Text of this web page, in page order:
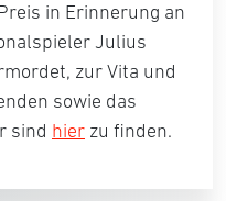
in Erinnerung an
Julius
zur Vita und
sowie das
sind hier zu finden.